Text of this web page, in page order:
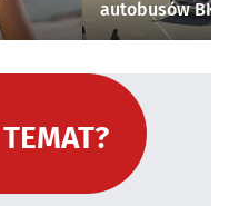
autobusów